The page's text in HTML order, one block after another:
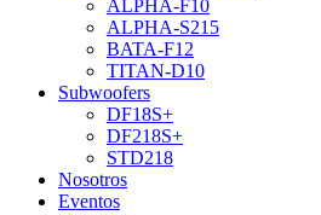
ALPHA-F10
ALPHA-S215
BATA-F12
TITAN-D10
Subwoofers
DF18S+
DF218S+
STD218
Nosotros
Eventos